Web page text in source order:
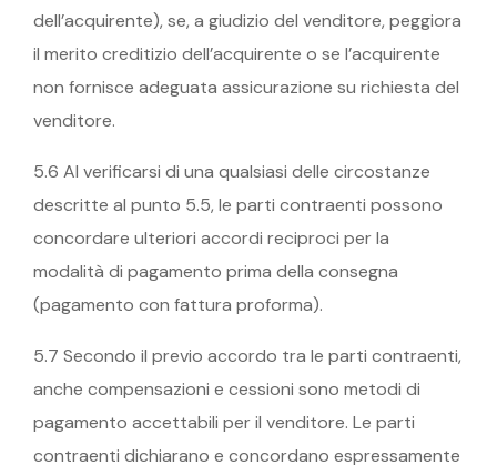
dell’acquirente), se, a giudizio del venditore, peggiora
il merito creditizio dell’acquirente o se l’acquirente
non fornisce adeguata assicurazione su richiesta del
venditore.
5.6 Al verificarsi di una qualsiasi delle circostanze
descritte al punto 5.5, le parti contraenti possono
concordare ulteriori accordi reciproci per la
modalità di pagamento prima della consegna
(pagamento con fattura proforma).
5.7 Secondo il previo accordo tra le parti contraenti,
anche compensazioni e cessioni sono metodi di
pagamento accettabili per il venditore. Le parti
contraenti dichiarano e concordano espressamente